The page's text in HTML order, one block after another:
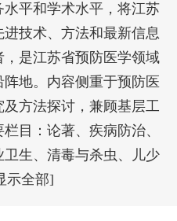
平和学术水平，将江苏
技术、方法和最新信息
是江苏省预防医学领域
地。内容侧重于预防医
方法探讨，兼顾基层工
目：论著、疾病防治、
生、清毒与杀虫、儿少
示全部]